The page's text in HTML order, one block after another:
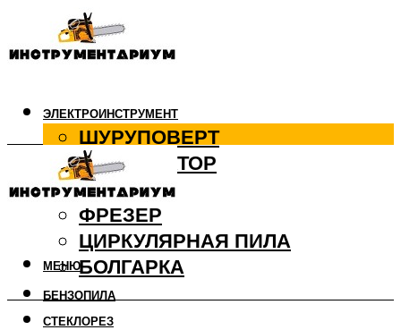
ЭЛЕКТРОИНСТРУМЕНТ
ШУРУПОВЕРТ
ПЕРФОРАТОР
ДРЕЛЬ
ФРЕЗЕР
ЦИРКУЛЯРНАЯ ПИЛА
БОЛГАРКА
БЕНЗОПИЛА
СТЕКЛОРЕЗ
МЕНЮ